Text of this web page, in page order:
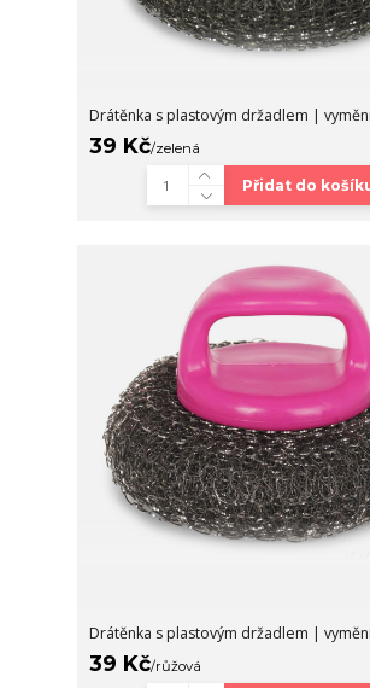
Drátěnka s plastovým držadlem |
39 Kč/zelená
Přidat do
Drátěnka s plastovým držadlem |
39 Kč/růžová